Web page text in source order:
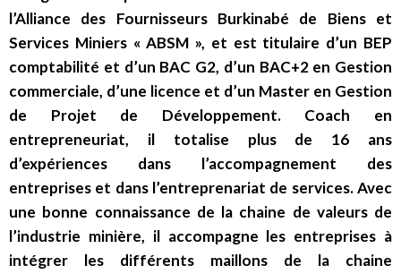
l’Alliance des Fournisseurs Burkinabé de Biens et
Services Miniers « ABSM », et est titulaire d’un BEP
comptabilité et d’un BAC G2, d’un BAC+2 en Gestion
commerciale, d’une licence et d’un Master en Gestion
de Projet de Développement. Coach en
entrepreneuriat, il totalise plus de 16 ans
d’expériences dans l’accompagnement des
entreprises et dans l’entreprenariat de services. Avec
une bonne connaissance de la chaine de valeurs de
l’industrie minière, il accompagne les entreprises à
intégrer les différents maillons de la chaine